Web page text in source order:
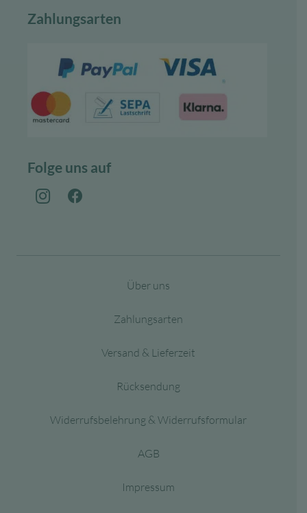
Zahlungsarten
Folge uns auf
Über uns
Zahlungsarten
Versand & Lieferzeit
Rücksendung
Widerrufsbelehrung & Widerrufsformular
AGB
Impressum